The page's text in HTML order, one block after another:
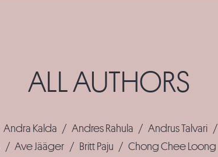
ALL AUTHORS
Andra Kalda / Andres Rahula / Andrus Talvari /
/ Ave Jääger / Britt Paju / Chong Chee Loong